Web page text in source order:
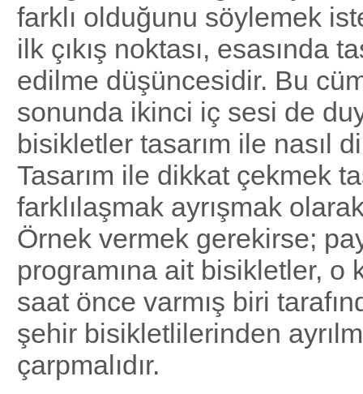
farklı olduğunu söylemek
ilk çıkış noktası, esasında
edilme düşüncesidir. Bu
sonunda ikinci iç sesi de
bisikletler tasarım ile nasıl
Tasarım ile dikkat çekmek
farklılaşmak ayrışmak
Örnek vermek gerekirse;
programına ait bisikletler, o
saat önce varmış biri
şehir bisikletlilerinden
çarpmalıdır.